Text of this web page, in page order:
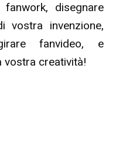
disegnare
vostra invenzione,
fanvideo, e
vostra creatività!